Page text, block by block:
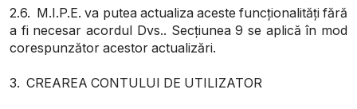
2.6. M.I.P.E. va putea actualiza aceste funcționalități fără
a fi necesar acordul Dvs.. Secțiunea 9 se aplică în mod
corespunzător acestor actualizări.
3. CREAREA CONTULUI DE UTILIZATOR